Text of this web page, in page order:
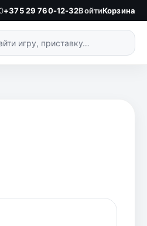
+375 29 760-12-32ВойтиКорзина
каталогу